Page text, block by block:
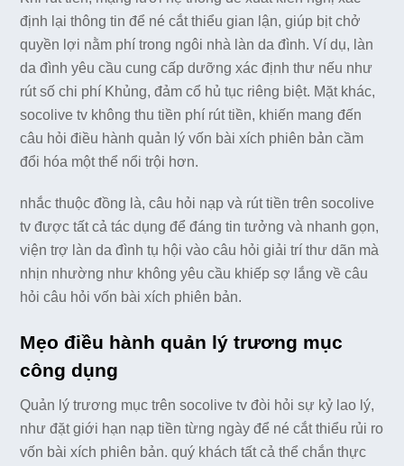
định lại thông tin để né cắt thiểu gian lận, giúp bịt chở
quyền lợi nằm phí trong ngôi nhà làn da đình. Ví dụ, làn
da đình yêu cầu cung cấp dưỡng xác định thư nếu như
rút số chi phí Khủng, đảm cổ hủ tục riêng biệt. Mặt khác,
socolive tv không thu tiền phí rút tiền, khiến mang đến
câu hỏi điều hành quản lý vốn bài xích phiên bản cầm
đổi hóa một thể nổi trội hơn.
nhắc thuộc đồng là, câu hỏi nạp và rút tiền trên socolive
tv được tất cả tác dụng để đáng tin tưởng và nhanh gọn,
viện trợ làn da đình tụ hội vào câu hỏi giải trí thư dãn mà
nhịn nhường như không yêu cầu khiếp sợ lắng về câu
hỏi câu hỏi vốn bài xích phiên bản.
Mẹo điều hành quản lý trương mục
công dụng
Quản lý trương mục trên socolive tv đòi hỏi sự kỷ lao lý,
như đặt giới hạn nạp tiền từng ngày để né cắt thiểu rủi ro
vốn bài xích phiên bản. quý khách tất cả thể chắn thực